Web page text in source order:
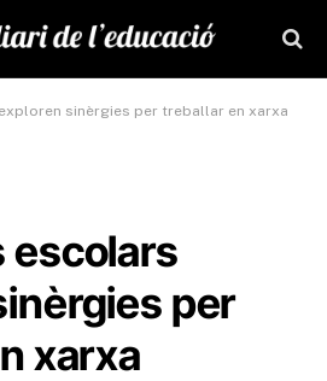
sinèrgies per treballar en xarxa
escolars
per
xarxa